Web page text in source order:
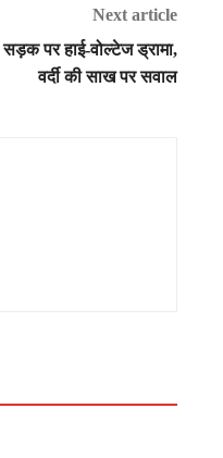
Next article
पर हाई-वोल्टेज ड्रामा,
वर्दी की साख पर सवाल